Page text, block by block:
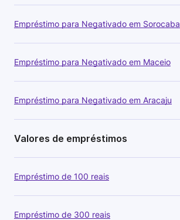
Empréstimo para Negativado em Sorocaba
Empréstimo para Negativado em Maceio
Empréstimo para Negativado em Aracaju
Valores de empréstimos
Empréstimo de 100 reais
Empréstimo de 300 reais